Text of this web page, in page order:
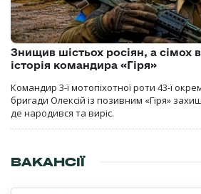
Знищив шістьох росіян, а сімох
історія командира «Гіря»
Командир 3-ї мотопіхотної роти 43-ї
бригади Олексій із позивним «Гіря»
де народився та виріс.
ВАКАНСІЇ